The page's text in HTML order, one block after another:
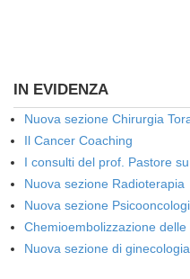
IN EVIDENZA
Nuova sezione Chirurgia
Il Cancer Coaching
I consulti del prof. Pastore
Nuova sezione Radioterapia
Nuova sezione
Chemioembolizzazione
Nuova sezione di ginecologia